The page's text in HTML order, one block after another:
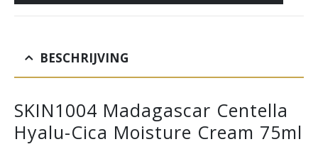
BESCHRIJVING
SKIN1004 Madagascar Centella
Hyalu-Cica Moisture Cream 75ml